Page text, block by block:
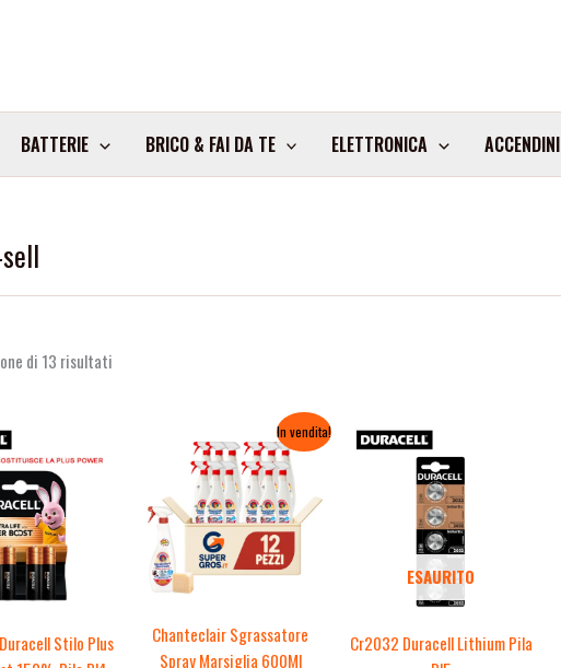
BATTERIE BRICO & FAI DA TE ELETTRONICA ACCENDINI
di 13 risultati
Stilo Plus
In vendita!
Chanteclair Sgrassatore
Spray Marsiglia 600Ml
Fascia
di
prezzo:
da
2,76 €
a
27,08 €
ESAURITO
Cr2032 Duracell Lithium Pila